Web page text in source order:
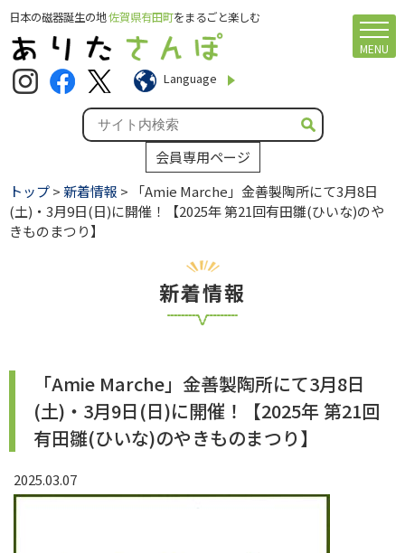
日本の磁器誕生の地佐賀県有田町をまるごと楽しむ
Language
会員専用ページ
トップ> 新着情報 > 「Amie Marche」金善製陶所にて3月8日
(土)・3月9日(日)に開催！【2025年 第21回有田雛(ひいな)のや
きものまつり】
新着情報
「Amie Marche」金善製陶所にて3月8日
(土)・3月9日(日)に開催！【2025年 第21回
有田雛(ひいな)のやきものまつり】
2025.03.07
MENU